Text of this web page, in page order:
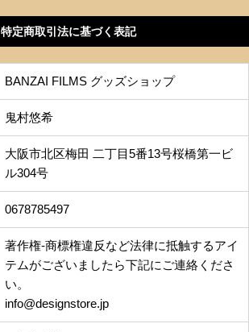
特定商取引法に基づく表記
BANZAI FILMS グッズショップ
鬼村悠希
大阪市北区梅田 二丁目5番13号桜橋第一ビ
ル304号
0678785497
著作権-商標権違反など法律に抵触するアイ
テムがございましたら下記にご連絡くださ
い。
info@designstore.jp